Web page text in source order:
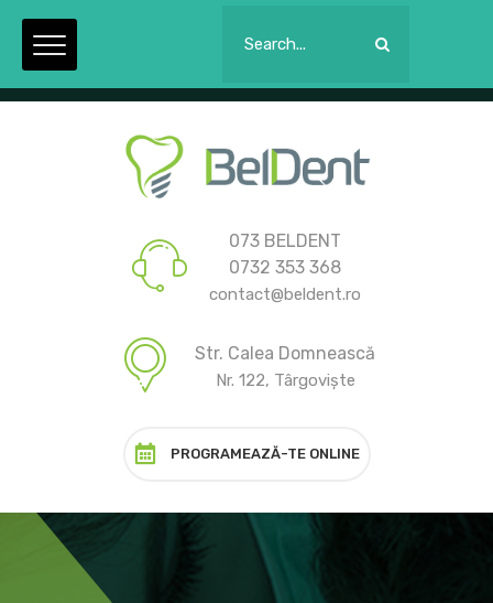
Luni - Joi: 09:00 la 21:00. Vineri: 09:00 la 15:00.
073 BELDENT
0732 353 368
contact@beldent.ro
Str. Calea Domnească
Nr. 122, Târgoviște
PROGRAMEAZĂ-TE ONLINE